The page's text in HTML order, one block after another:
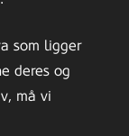
som ligger
deres og
må vi